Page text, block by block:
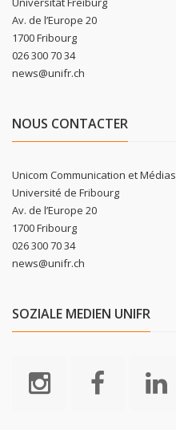
Av. de l’Europe 20
1700 Fribourg
026 300 70 34
news@unifr.ch
NOUS CONTACTER
Unicom Communication et Médias
Université de Fribourg
Av. de l’Europe 20
1700 Fribourg
026 300 70 34
news@unifr.ch
SOZIALE MEDIEN UNIFR